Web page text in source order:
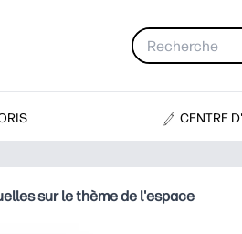
CENTRE
sur le thème de l'espace